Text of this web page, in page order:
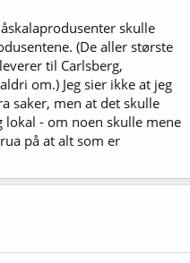
skulle
(De aller største
til Carlsberg,
om.) Jeg sier ikke at jeg
saker, men at det skulle
- om noen skulle mene
på at alt som er